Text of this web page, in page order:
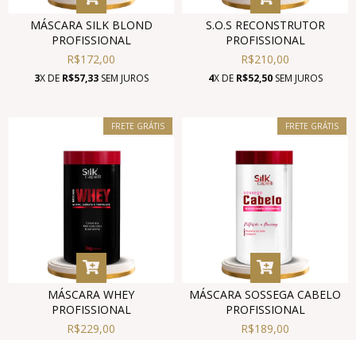
MÁSCARA SILK BLOND
PROFISSIONAL
R$172,00
3X DE R$57,33SEM JUROS
S.O.S RECONSTRUTOR
PROFISSIONAL
R$210,00
4X DE R$52,50SEM JUROS
FRETE GRÁTIS
MÁSCARA WHEY
PROFISSIONAL
R$229,00
FRETE GRÁTIS
MÁSCARA SOSSEGA CABELO
PROFISSIONAL
R$189,00